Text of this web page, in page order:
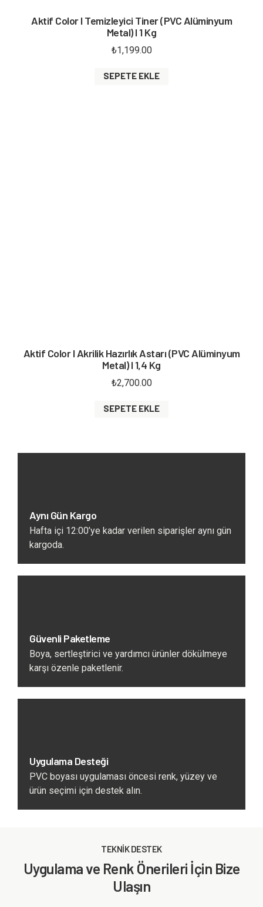
Aktif Color I Temizleyici Tiner (PVC Alüminyum
Metal) I 1 Kg
₺1,199.00
SEPETE EKLE
Aktif Color I Akrilik Hazırlık Astarı (PVC Alüminyum
Metal) I 1,4 Kg
₺2,700.00
SEPETE EKLE
Aynı Gün Kargo
Hafta içi 12:00’ye kadar verilen siparişler aynı gün
kargoda.
Güvenli Paketleme
Boya, sertleştirici ve yardımcı ürünler dökülmeye
karşı özenle paketlenir.
Uygulama Desteği
PVC boyası uygulaması öncesi renk, yüzey ve
ürün seçimi için destek alın.
TEKNİK DESTEK
Uygulama ve Renk Önerileri İçin Bize
Ulaşın